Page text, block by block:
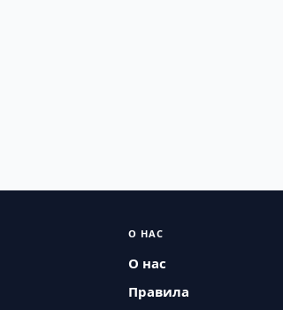
О НАС
О нас
Правила